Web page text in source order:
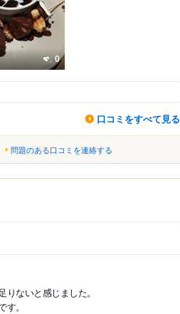
0
口コミをすべて見る
問題のある口コミを連絡する
ないと感じました。
。